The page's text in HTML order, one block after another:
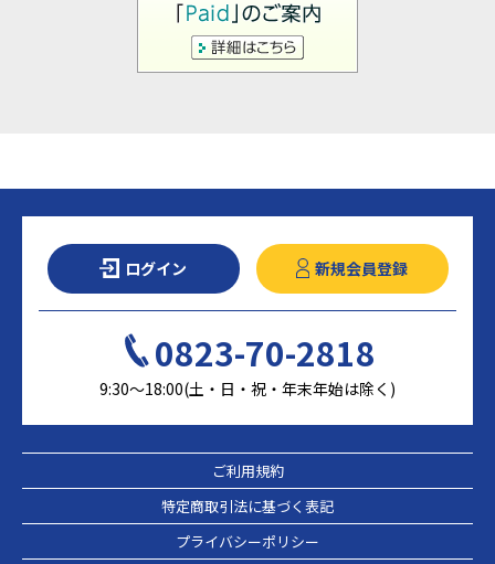
ログイン 新規会員登録
0823-70-2818
9:30～18:00(土・日・祝・年末年始は除く)
ご利用規約
特定商取引法に基づく表記
プライバシーポリシー